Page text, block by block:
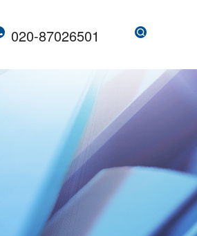
020-87026501